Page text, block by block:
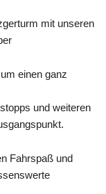
mit unseren
einen ganz
und weiteren
Fahrspaß und